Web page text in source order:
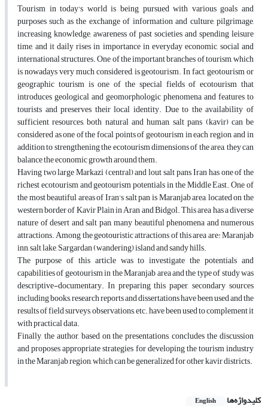
Tourism in today's world is being pursued with various goals and
purposes such as the exchange of information and culture, pilgrimage,
increasing knowledge, awareness of past societies and spending leisure
time, and it daily rises in importance in everyday economic, social and
international structures. One of the important branches of tourism, which
is nowadays very much considered, is geotourism. In fact, geotourism or
geographic tourism is one of the special fields of ecotourism that
introduces geological and geomorphologic phenomena and features to
tourists and preserves their local identity. Due to the availability of
sufficient resources, both natural and human, salt pans (kavir) can be
considered as one of the focal points of geotourism in each region, and in
addition to strengthening the ecotourism dimensions of the area, they can
balance the economic growth around them.
Having two large Markazi (central) and lout salt pans, Iran has one of the
richest ecotourism and geotourism potentials in the Middle East. One of
the most beautiful areas of Iran's salt pan is Maranjab area, located on the
western border of Kavir Plain in Aran and Bidgol. This area has a diverse
nature of desert and salt pan, many beautiful phenomena and numerous
attractions. Among the geotouristic attractions of this area are: Maranjab
inn, salt lake, Sargardan (wandering) island and sandy hills.
The purpose of this article was to investigate the potentials and
capabilities of geotourism in the Maranjab area and the type of study was
descriptive-documentary. In preparing this paper, secondary sources
including books, research reports and dissertations have been used and the
results of field surveys, observations, etc. have been used to complement it
with practical data.
Finally, the author, based on the presentations, concludes the discussion
and proposes appropriate strategies for developing the tourism industry
in the Maranjab region, which can be generalized for other kavir districts.
کلیدواژه‌ها English